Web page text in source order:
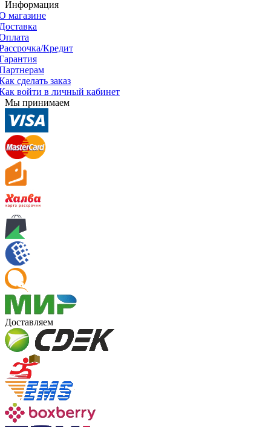
Информация
магазине
Кредит
сделать заказ
войти в личный кабинет
Мы принимаем
Доставляем